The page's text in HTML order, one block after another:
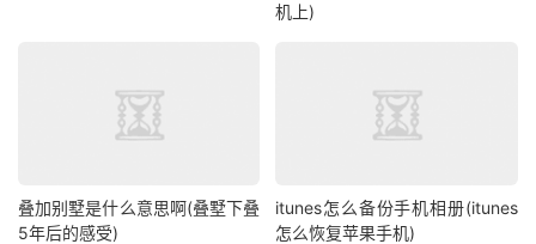
机上)
叠加别墅是什么意思啊(叠墅下叠
5年后的感受)
itunes怎么备份手机相册(itunes
怎么恢复苹果手机)